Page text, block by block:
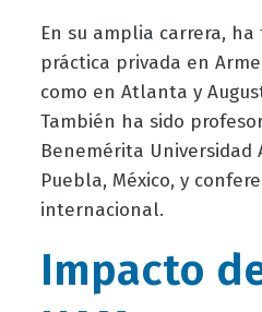
En su amplia carrera,
práctica privada en
como en Atlanta y
También ha sido
Benemérita Universidad
Puebla, México, y
internacional.
Impacto